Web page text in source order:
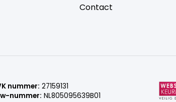
Contact
nummer: 27159131
nummer: NL805095639B01